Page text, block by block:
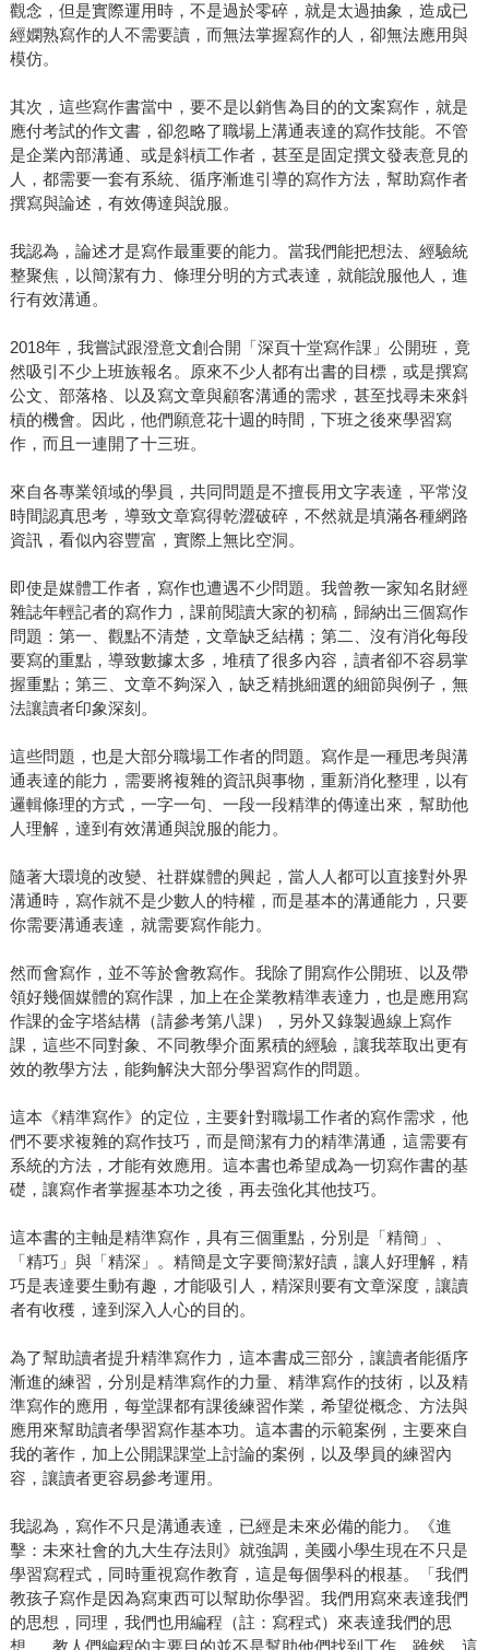
觀念，但是實際運用時，不是過於零碎，就是太過抽象，造成已
經嫻熟寫作的人不需要讀，而無法掌握寫作的人，卻無法應用與
模仿。
其次，這些寫作書當中，要不是以銷售為目的的文案寫作，就是
應付考試的作文書，卻忽略了職場上溝通表達的寫作技能。不管
是企業內部溝通、或是斜槓工作者，甚至是固定撰文發表意見的
人，都需要一套有系統、循序漸進引導的寫作方法，幫助寫作者
撰寫與論述，有效傳達與說服。
我認為，論述才是寫作最重要的能力。當我們能把想法、經驗統
整聚焦，以簡潔有力、條理分明的方式表達，就能說服他人，進
行有效溝通。
2018年，我嘗試跟澄意文創合開「深頁十堂寫作課」公開班，竟
然吸引不少上班族報名。原來不少人都有出書的目標，或是撰寫
公文、部落格、以及寫文章與顧客溝通的需求，甚至找尋未來斜
槓的機會。因此，他們願意花十週的時間，下班之後來學習寫
作，而且一連開了十三班。
來自各專業領域的學員，共同問題是不擅長用文字表達，平常沒
時間認真思考，導致文章寫得乾澀破碎，不然就是填滿各種網路
資訊，看似內容豐富，實際上無比空洞。
即使是媒體工作者，寫作也遭遇不少問題。我曾教一家知名財經
雜誌年輕記者的寫作力，課前閱讀大家的初稿，歸納出三個寫作
問題：第一、觀點不清楚，文章缺乏結構；第二、沒有消化每段
要寫的重點，導致數據太多，堆積了很多內容，讀者卻不容易掌
握重點；第三、文章不夠深入，缺乏精挑細選的細節與例子，無
法讓讀者印象深刻。
這些問題，也是大部分職場工作者的問題。寫作是一種思考與溝
通表達的能力，需要將複雜的資訊與事物，重新消化整理，以有
邏輯條理的方式，一字一句、一段一段精準的傳達出來，幫助他
人理解，達到有效溝通與說服的能力。
隨著大環境的改變、社群媒體的興起，當人人都可以直接對外界
溝通時，寫作就不是少數人的特權，而是基本的溝通能力，只要
你需要溝通表達，就需要寫作能力。
然而會寫作，並不等於會教寫作。我除了開寫作公開班、以及帶
領好幾個媒體的寫作課，加上在企業教精準表達力，也是應用寫
作課的金字塔結構（請參考第八課），另外又錄製過線上寫作
課，這些不同對象、不同教學介面累積的經驗，讓我萃取出更有
效的教學方法，能夠解決大部分學習寫作的問題。
這本《精準寫作》的定位，主要針對職場工作者的寫作需求，他
們不要求複雜的寫作技巧，而是簡潔有力的精準溝通，這需要有
系統的方法，才能有效應用。這本書也希望成為一切寫作書的基
礎，讓寫作者掌握基本功之後，再去強化其他技巧。
這本書的主軸是精準寫作，具有三個重點，分別是「精簡」、
「精巧」與「精深」。精簡是文字要簡潔好讀，讓人好理解，精
巧是表達要生動有趣，才能吸引人，精深則要有文章深度，讓讀
者有收穫，達到深入人心的目的。
為了幫助讀者提升精準寫作力，這本書成三部分，讓讀者能循序
漸進的練習，分別是精準寫作的力量、精準寫作的技術，以及精
準寫作的應用，每堂課都有課後練習作業，希望從概念、方法與
應用來幫助讀者學習寫作基本功。這本書的示範案例，主要來自
我的著作，加上公開課課堂上討論的案例，以及學員的練習內
容，讓讀者更容易參考運用。
我認為，寫作不只是溝通表達，已經是未來必備的能力。《進
擊：未來社會的九大生存法則》就強調，美國小學生現在不只是
學習寫程式，同時重視寫作教育，這是每個學科的根基。「我們
教孩子寫作是因為寫東西可以幫助你學習。我們用寫來表達我們
的思想，同理，我們也用編程（註：寫程式）來表達我們的思
想......教人們編程的主要目的並不是幫助他們找到工作，雖然，這